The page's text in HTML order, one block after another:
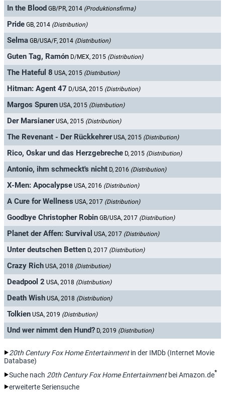
In the Blood GB/PR, 2014 (Produktionsfirma)
Pride GB, 2014 (Distribution)
Selma GB/USA/F, 2014 (Distribution)
Guten Tag, Ramón D/MEX, 2015 (Distribution)
The Hateful 8 USA, 2015 (Distribution)
Hitman: Agent 47 D/USA, 2015 (Distribution)
Margos Spuren USA, 2015 (Distribution)
Der Marsianer USA, 2015 (Distribution)
The Revenant - Der Rückkehrer USA, 2015 (Distribution)
Rico, Oskar und das Herzgebreche D, 2015 (Distribution)
Antonio, ihm schmeckt's nicht D, 2016 (Distribution)
X-Men: Apocalypse USA, 2016 (Distribution)
A Cure for Wellness USA, 2017 (Distribution)
Goodbye Christopher Robin GB/USA, 2017 (Distribution)
Planet der Affen: Survival USA, 2017 (Distribution)
Unter deutschen Betten D, 2017 (Distribution)
Crazy Rich USA, 2018 (Distribution)
Deadpool 2 USA, 2018 (Distribution)
Death Wish USA, 2018 (Distribution)
Tolkien USA, 2019 (Distribution)
Und wer nimmt den Hund? D, 2019 (Distribution)
20th Century Fox Home Entertainmentin der IMDb (Internet Movie
Database)
Suche nach 20th Century Fox Home Entertainmentbei Amazon.de*
erweiterte Seriensuche